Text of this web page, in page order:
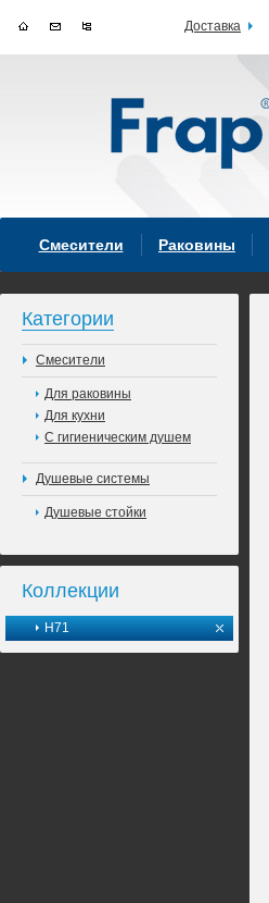
Смесители Раковины
Категории
Смесители
Для раковины
Для кухни
С гигиеническим душем
Душевые системы
Душевые стойки
Коллекции
H71
Доставка